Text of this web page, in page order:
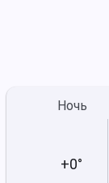
Ночь
+0°